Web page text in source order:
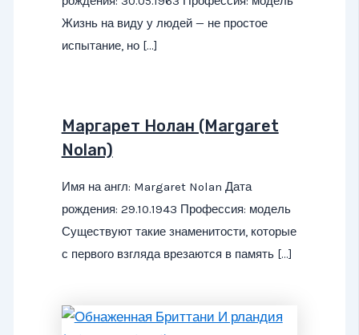
Жизнь на виду у людей — не простое
испытание, но […]
Маргарет Нолан (Margaret
Nolan)
Имя на англ: Margaret Nolan Дата
рождения: 29.10.1943 Профессия: модель
Существуют такие знаменитости, которые
с первого взгляда врезаются в память […]